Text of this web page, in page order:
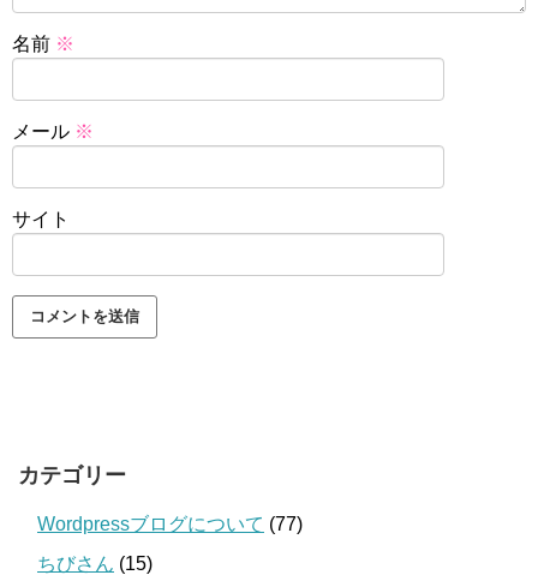
名前 ※
メール ※
サイト
カテゴリー
Wordpressブログについて (77)
ちびさん (15)